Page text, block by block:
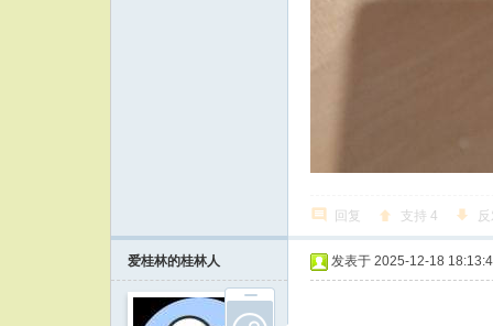
回复 支持 4
爱桂林的桂林人 发表于 2025-12-18